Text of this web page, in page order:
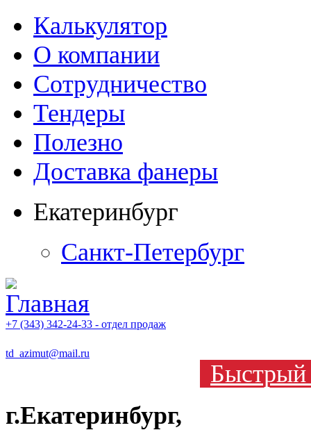
Калькулятор
О компании
Сотрудничество
Тендеры
Полезно
Доставка фанеры
Екатеринбург
Санкт-Петербург
+7 (343) 342-24-33 - отдел продаж
td_azimut@mail.ru
Быстрый
г.Екатеринбург,